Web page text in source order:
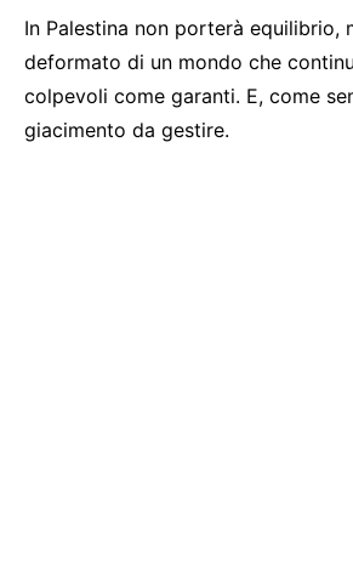
In Palestina non porterà equilibrio,
deformato di un mondo che
colpevoli come garanti. E, come
giacimento da gestire.